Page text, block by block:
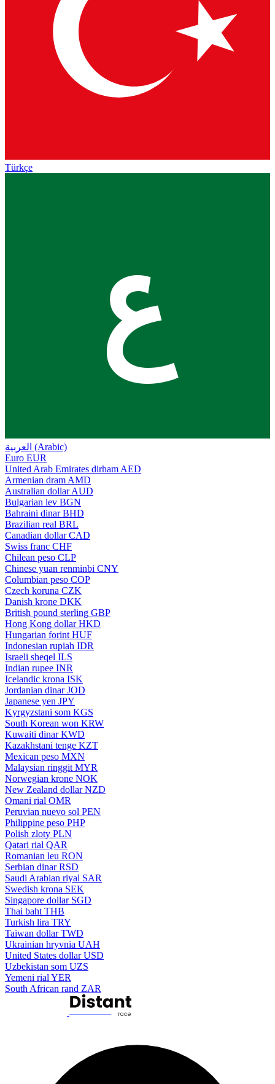
Türkçe
ع
العربية (Arabic)
Euro EUR
United Arab Emirates dirham AED
Armenian dram AMD
Australian dollar AUD
Bulgarian lev BGN
Bahraini dinar BHD
Brazilian real BRL
Canadian dollar CAD
Swiss franc CHF
Chilean peso CLP
Chinese yuan renminbi CNY
Columbian peso COP
Czech koruna CZK
Danish krone DKK
British pound sterling GBP
Hong Kong dollar HKD
Hungarian forint HUF
Indonesian rupiah IDR
Israeli sheqel ILS
Indian rupee INR
Icelandic krona ISK
Jordanian dinar JOD
Japanese yen JPY
Kyrgyzstani som KGS
South Korean won KRW
Kuwaiti dinar KWD
Kazakhstani tenge KZT
Mexican peso MXN
Malaysian ringgit MYR
Norwegian krone NOK
New Zealand dollar NZD
Omani rial OMR
Peruvian nuevo sol PEN
Philippine peso PHP
Polish zloty PLN
Qatari rial QAR
Romanian leu RON
Serbian dinar RSD
Saudi Arabian riyal SAR
Swedish krona SEK
Singapore dollar SGD
Thai baht THB
Turkish lira TRY
Taiwan dollar TWD
Ukrainian hryvnia UAH
United States dollar USD
Uzbekistan som UZS
Yemeni rial YER
South African rand ZAR